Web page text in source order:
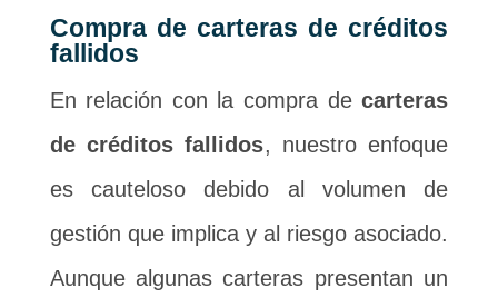
Compra de carteras de créditos
fallidos
En relación con la compra decarteras
de créditos fallidos, nuestro enfoque
es cauteloso debido al volumen de
gestión que implica y al riesgo asociado.
Aunque algunas carteras presentan un